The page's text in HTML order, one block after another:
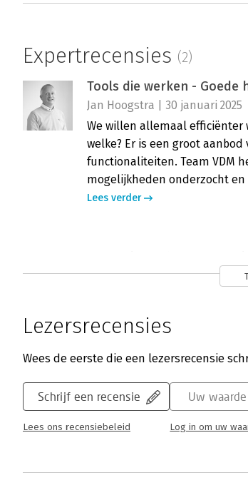
Expertrecensies (2)
Tools die werken - Goede
Jan Hoogstra | 30 januari 2025
We willen allemaal efficiënter
welke? Er is een groot
functionaliteiten. Team VDM
mogelijkheden onderzocht en
Lees verder
Peter Streefkerk | 27 januari
van het boek ‘Tools die
professionals die het
Lees verder
Lezersrecensies
Wees de eerste die een lezersrecensie
Schrijf een recensie
Lees ons recensiebeleid
Uw
Log in om uw